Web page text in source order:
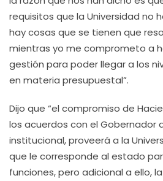
requisitos que la Universidad no
hay cosas que se tienen que
mientras yo me comprometo a
gestión para poder llegar a los
en materia presupuestal”.
Dijo que “el compromiso de
los acuerdos con el Gobernador
institucional, proveerá a la
que le corresponde al estado
funciones, pero adicional a ello,